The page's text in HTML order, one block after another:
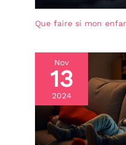
Que faire si mon
Nov
13
2024